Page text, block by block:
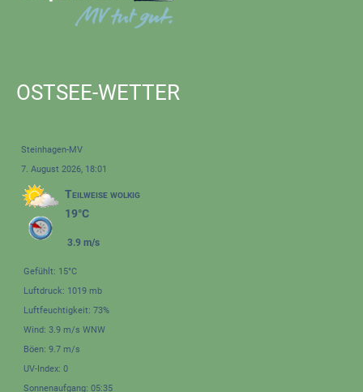
OSTSEE-WETTER
Steinhagen-MV
7. August 2026, 18:01
Teilweise wolkig
19°C
3.9 m/s
Gefühlt: 15°C
Luftdruck: 1019 mb
Luftfeuchtigkeit: 73%
Wind: 3.9 m/s WNW
Böen: 9.7 m/s
UV-Index: 0
Sonnenaufgang: 05:35